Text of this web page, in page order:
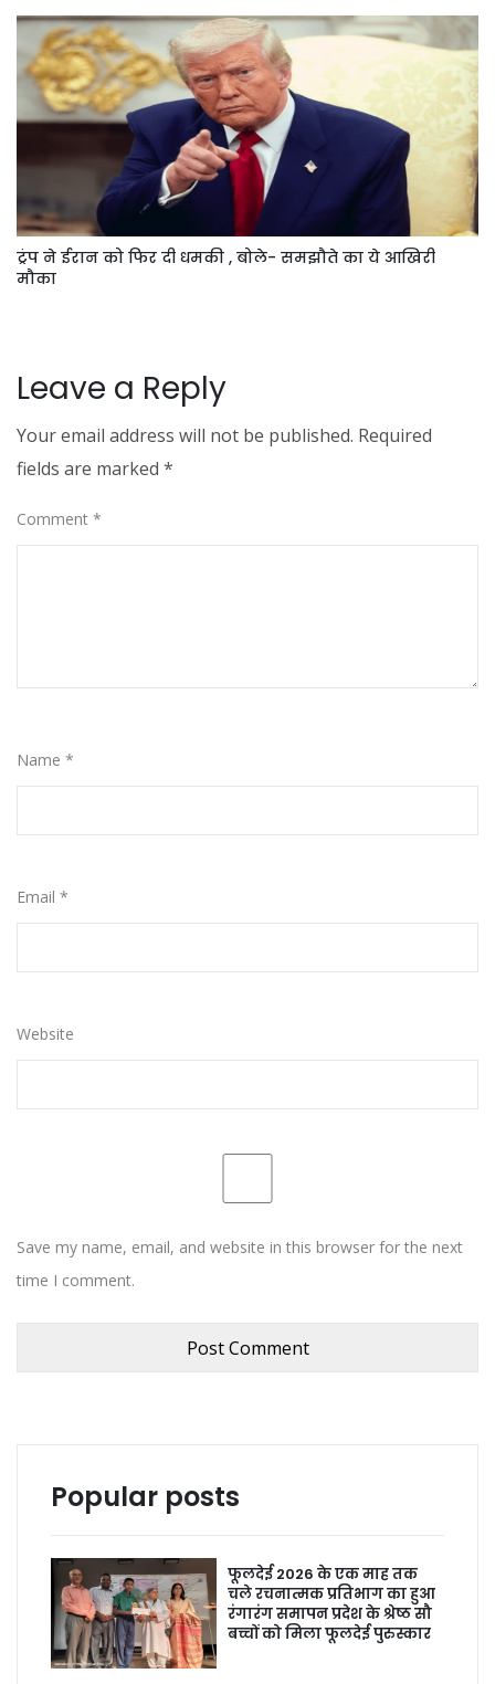
ट्रंप ने ईरान को फिर दी धमकी , बोले- समझौते का ये आखिरी
मौका
Leave a Reply
Your email address will not be published. Required
fields are marked *
Comment *
Name *
Email *
Website
Save my name, email, and website in this browser for the next
time I comment.
Popular posts
फूलदेई 2026 के एक माह तक
चले रचनात्मक प्रतिभाग का हुआ
रंगारंग समापन प्रदेश के श्रेष्ठ सौ
बच्चों को मिला फूलदेई पुरुस्कार